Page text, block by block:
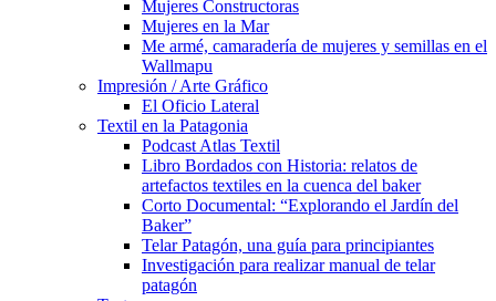
Mujeres Constructoras
Mujeres en la Mar
Me armé, camaradería de mujeres y semillas en el
Wallmapu
Impresión / Arte Gráfico
El Oficio Lateral
Textil en la Patagonia
Podcast Atlas Textil
Libro Bordados con Historia: relatos de
artefactos textiles en la cuenca del baker
Corto Documental: “Explorando el Jardín del
Baker”
Telar Patagón, una guía para principiantes
Investigación para realizar manual de telar
patagón